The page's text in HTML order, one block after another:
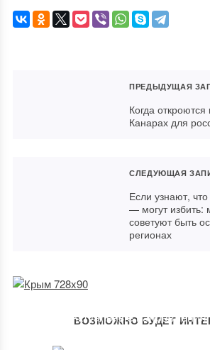
ПРЕДЫДУЩАЯ
Когда
Канарах для
СЛЕДУЮЩАЯ
Если узнают,
— могут избить:
советуют быть
регионах
ВОЗМОЖНО БУДЕТ
Актуальные направления